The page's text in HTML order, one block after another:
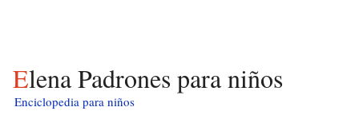
Elena Padrones para niños
Enciclopedia para niños